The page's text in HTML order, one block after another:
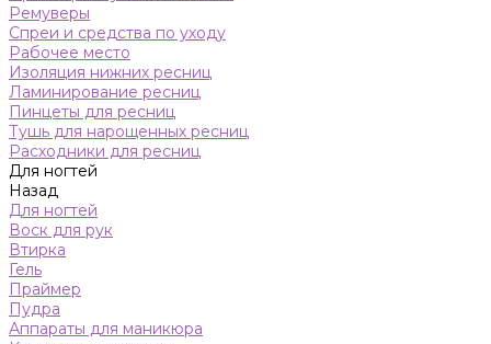
Ремуверы
Спреи и средства по уходу
Рабочее место
Изоляция нижних ресниц
Ламинирование ресниц
Пинцеты для ресниц
Тушь для нарощенных ресниц
Расходники для ресниц
Для ногтей
Назад
Для ногтей
Воск для рук
Втирка
Гель
Праймер
Пудра
Аппараты для маникюра